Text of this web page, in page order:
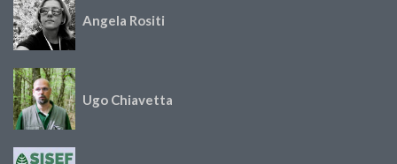
Angela Rositi
Ugo Chiavetta